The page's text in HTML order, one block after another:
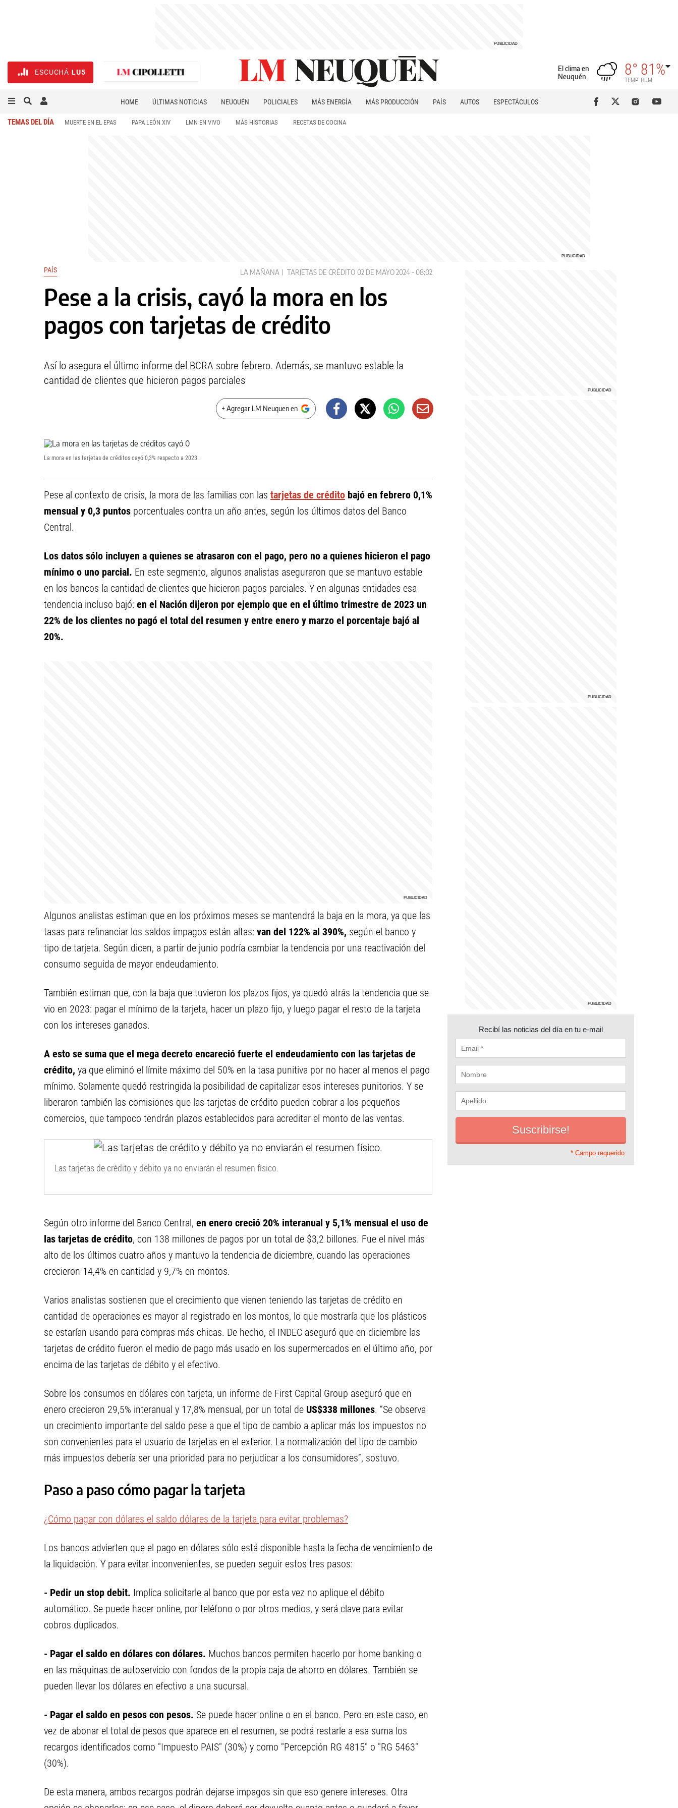
ESCUCHÁ LU5
El clima en
Neuquén
8°
TEMP
81%
HUM
HOME ÚLTIMAS NOTICIAS NEUQUÉN POLICIALES MÁS ENERGÍA MÁS PRODUCCIÓN PAÍS AUTOS
ESPECTÁCULOS
TEMAS DEL DÍA MUERTE EN EL EPAS PAPA LEÓN XIV LMN EN VIVO MÁS HISTORIAS RECETAS DE COCINA
PAÍS LA MAÑANA TARJETAS DE CRÉDITO 02 DE MAYO 2024 - 08:02
Pese a la crisis, cayó la mora en los
pagos con tarjetas de crédito
Así lo asegura el último informe del BCRA sobre febrero. Además, se mantuvo estable la
cantidad de clientes que hicieron pagos parciales
+ Agregar LM Neuquen en
La mora en las tarjetas de créditos cayó 0,3% respecto a 2023.
Pese al contexto de crisis, la mora de las familias con las tarjetas de crédito bajó en febrero 0,1%
mensual y 0,3 puntos porcentuales contra un año antes, según los últimos datos del Banco
Central.
Los datos sólo incluyen a quienes se atrasaron con el pago, pero no a quienes hicieron el pago
mínimo o uno parcial. En este segmento, algunos analistas aseguraron que se mantuvo estable
en los bancos la cantidad de clientes que hicieron pagos parciales. Y en algunas entidades esa
tendencia incluso bajó: en el Nación dijeron por ejemplo que en el último trimestre de 2023 un
22% de los clientes no pagó el total del resumen y entre enero y marzo el porcentaje bajó al
20%.
Algunos analistas estiman que en los próximos meses se mantendrá la baja en la mora, ya que las
tasas para refinanciar los saldos impagos están altas: van del 122% al 390%, según el banco y
tipo de tarjeta. Según dicen, a partir de junio podría cambiar la tendencia por una reactivación del
consumo seguida de mayor endeudamiento.
También estiman que, con la baja que tuvieron los plazos fijos, ya quedó atrás la tendencia que se
vio en 2023: pagar el mínimo de la tarjeta, hacer un plazo fijo, y luego pagar el resto de la tarjeta
con los intereses ganados.
A esto se suma que el mega decreto encareció fuerte el endeudamiento con las tarjetas de
crédito, ya que eliminó el límite máximo del 50% en la tasa punitiva por no hacer al menos el pago
mínimo. Solamente quedó restringida la posibilidad de capitalizar esos intereses punitorios. Y se
liberaron también las comisiones que las tarjetas de crédito pueden cobrar a los pequeños
comercios, que tampoco tendrán plazos establecidos para acreditar el monto de las ventas.
Las tarjetas de crédito y débito ya no enviarán el resumen físico.
Según otro informe del Banco Central, en enero creció 20% interanual y 5,1% mensual el uso de
las tarjetas de crédito, con 138 millones de pagos por un total de $3,2 billones. Fue el nivel más
alto de los últimos cuatro años y mantuvo la tendencia de diciembre, cuando las operaciones
crecieron 14,4% en cantidad y 9,7% en montos.
Varios analistas sostienen que el crecimiento que vienen teniendo las tarjetas de crédito en
cantidad de operaciones es mayor al registrado en los montos, lo que mostraría que los plásticos
se estarían usando para compras más chicas. De hecho, el INDEC aseguró que en diciembre las
tarjetas de crédito fueron el medio de pago más usado en los supermercados en el último año, por
encima de las tarjetas de débito y el efectivo.
Sobre los consumos en dólares con tarjeta, un informe de First Capital Group aseguró que en
enero crecieron 29,5% interanual y 17,8% mensual, por un total de US$338 millones. “Se observa
un crecimiento importante del saldo pese a que el tipo de cambio a aplicar más los impuestos no
son convenientes para el usuario de tarjetas en el exterior. La normalización del tipo de cambio
más impuestos debería ser una prioridad para no perjudicar a los consumidores”, sostuvo.
Paso a paso cómo pagar la tarjeta
¿Cómo pagar con dólares el saldo dólares de la tarjeta para evitar problemas?
Los bancos advierten que el pago en dólares sólo está disponible hasta la fecha de vencimiento de
la liquidación. Y para evitar inconvenientes, se pueden seguir estos tres pasos:
- Pedir un stop debit. Implica solicitarle al banco que por esta vez no aplique el débito
automático. Se puede hacer online, por teléfono o por otros medios, y será clave para evitar
cobros duplicados.
- Pagar el saldo en dólares con dólares. Muchos bancos permiten hacerlo por home banking o
en las máquinas de autoservicio con fondos de la propia caja de ahorro en dólares. También se
pueden llevar los dólares en efectivo a una sucursal.
- Pagar el saldo en pesos con pesos. Se puede hacer online o en el banco. Pero en este caso, en
vez de abonar el total de pesos que aparece en el resumen, se podrá restarle a esa suma los
recargos identificados como "Impuesto PAIS" (30%) y como "Percepción RG 4815" o "RG 5463"
(30%).
De esta manera, ambos recargos podrán dejarse impagos sin que eso genere intereses. Otra
Recibí las noticias del día en tu e-mail
* Campo requerido